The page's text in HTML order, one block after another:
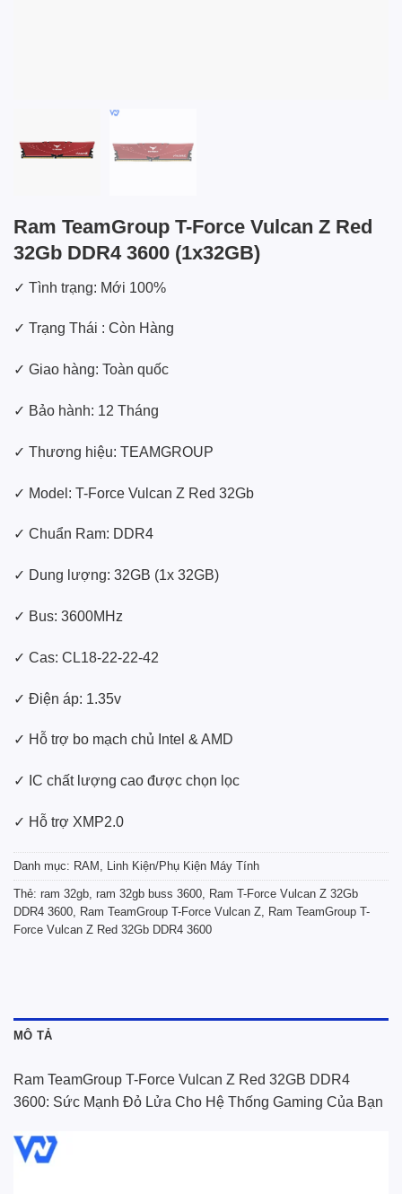
Ram TeamGroup T-Force Vulcan Z Red
32Gb DDR4 3600 (1x32GB)
✓ Tình trạng: Mới 100%
✓ Trạng Thái : Còn Hàng
✓ Giao hàng: Toàn quốc
✓ Bảo hành: 12 Tháng
✓ Thương hiệu: TEAMGROUP
✓ Model: T-Force Vulcan Z Red 32Gb
✓ Chuẩn Ram: DDR4
✓ Dung lượng: 32GB (1x 32GB)
✓ Bus: 3600MHz
✓ Cas: CL18-22-22-42
✓ Điện áp: 1.35v
✓ Hỗ trợ bo mạch chủ Intel & AMD
✓ IC chất lượng cao được chọn lọc
✓ Hỗ trợ XMP2.0
Danh mục: RAM Linh Kiện/Phụ Kiện Máy Tính
Thẻ: ram 32gb ram 32gb buss 3600
Ram T-Force Vulcan Z 32Gb
DDR4 3600
Ram TeamGroup T-Force Vulcan Z
Ram TeamGroup T-
Force Vulcan Z Red 32Gb DDR4 3600
MÔ TẢ
Ram TeamGroup T-Force Vulcan Z Red 32GB DDR4
3600: Sức Mạnh Đỏ Lửa Cho Hệ Thống Gaming Của Bạn